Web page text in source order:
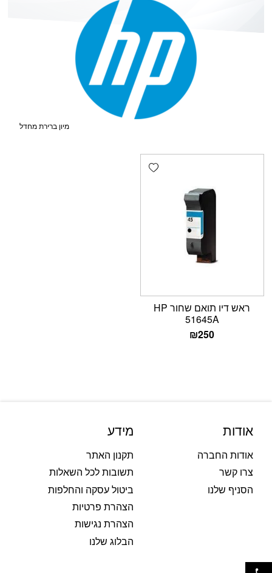
Add wishlist
ראש דיו תואם שחור HP
51645A
₪250
אודות
אודות החברה
צרו קשר
הסניף שלנו
מידע
תקנון האתר
תשובות לכל השאלות
ביטול עסקה והחלפות
הצהרת פרטיות
הצהרת נגישות
הבלוג שלנו
פתח סרגל נגישות